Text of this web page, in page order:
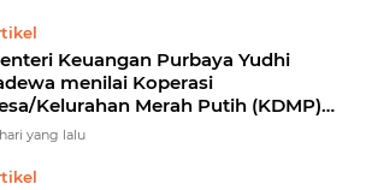
asuransi tidak lagi
Keuangan Purbaya Yudhi
menilai Koperasi
Kelurahan Merah Putih (KDMP)
dapat terus menghasilkan
yang lalu